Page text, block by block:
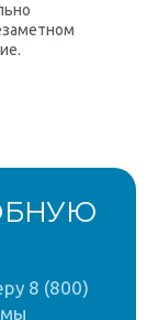
8 (800)
мы